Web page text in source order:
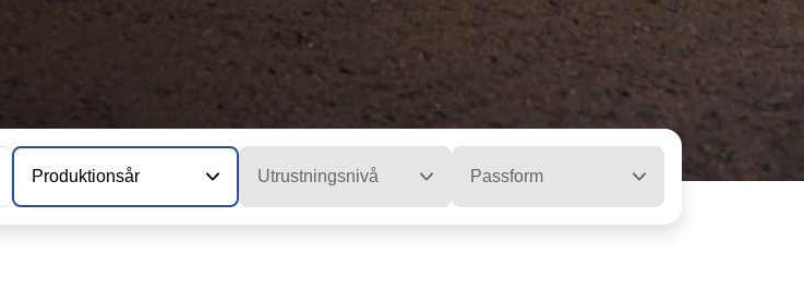
Produktionsår Utrustningsnivå Passform